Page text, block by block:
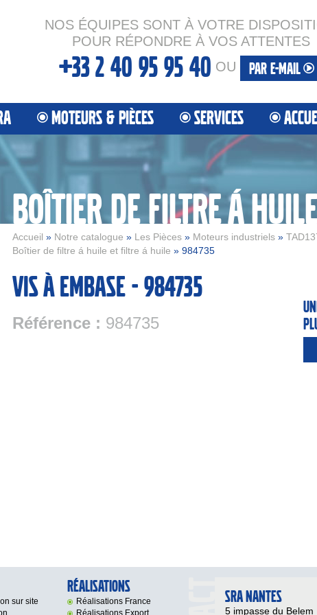
NOS ÉQUIPES SONT À VOTRE
POUR RÉPONDRE À VOS ATTENTES
+33 2 40 95 95 40 OU PAR E-MAIL
MOTEURS & PIÈCES SERVICES
Accueil » Notre catalogue » Les Pièces» Moteurs industriels»
Boîtier de filtre á huile et filtre á huile » 984735
Vis à embase - 984735
Référence : 984735
sur site
Réalisations
Réalisations France
Réalisations Export
SRA NANTES
5 impasse du Belem